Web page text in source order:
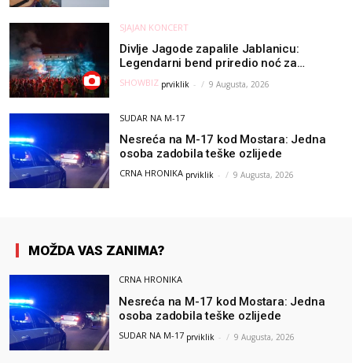
SJAJAN KONCERT
Divlje Jagode zapalile Jablanicu:
Legendarni bend priredio noć za
pamćenje
SHOWBIZ prviklik - 9 Augusta, 2026
SUDAR NA M-17
Nesreća na M-17 kod Mostara: Jedna
osoba zadobila teške ozlijede
CRNA HRONIKA prviklik - 9 Augusta, 2026
MOŽDA VAS ZANIMA?
CRNA HRONIKA
Nesreća na M-17 kod Mostara: Jedna
osoba zadobila teške ozlijede
SUDAR NA M-17 prviklik - 9 Augusta, 2026